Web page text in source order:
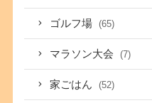
ゴルフ場 (65)
マラソン大会 (7)
家ごはん (52)